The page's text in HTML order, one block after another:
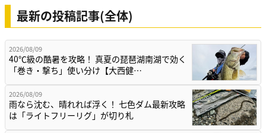
最新の投稿記事(全体)
2026/08/09
40℃級の酷暑を攻略！ 真夏の琵琶湖南湖で効く
「巻き・撃ち」使い分け【大西健…
2026/08/09
雨なら沈む、晴れれば浮く！ 七色ダム最新攻略
は「ライトフリーリグ」が切り札